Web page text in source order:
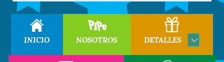
INICIO NOSOTROS DETALLES